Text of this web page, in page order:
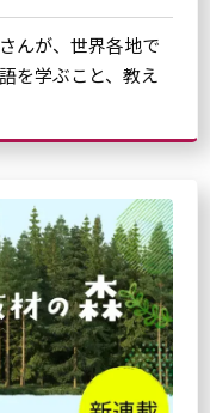
んが、世界各地で
を学ぶこと、教え